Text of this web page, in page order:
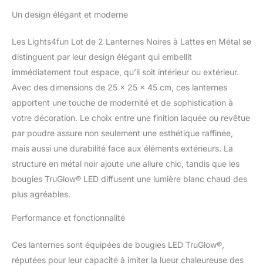
s’illumineront avec 2 piles
sont pas fournies Les
bougies LED à piles peuvent
interruption ou avec la
fonction de minuterie elles
s’allumeront tous les soirs
pendant 6h
automatiquement Les
bougies LED à piles sont
fabriquées en plastique et
mesurent 15cm en hauteur et
7,5cm en diamètre Notre lot
bougies LED TruGlow sont
extérieur
Un design élégant et moderne
Les Lights4fun Lot de 2 Lanternes Noires à Lattes en Métal se
distinguent par leur design élégant qui embellit
immédiatement tout espace, qu’il soit intérieur ou extérieur.
Avec des dimensions de 25 x 25 x 45 cm, ces lanternes
apportent une touche de modernité et de sophistication à
votre décoration. Le choix entre une finition laquée ou revêtue
par poudre assure non seulement une esthétique raffinée,
mais aussi une durabilité face aux éléments extérieurs. La
structure en métal noir ajoute une allure chic, tandis que les
bougies TruGlow® LED diffusent une lumière blanc chaud des
plus agréables.
Performance et fonctionnalité
Ces lanternes sont équipées de bougies LED TruGlow®,
réputées pour leur capacité à imiter la lueur chaleureuse des